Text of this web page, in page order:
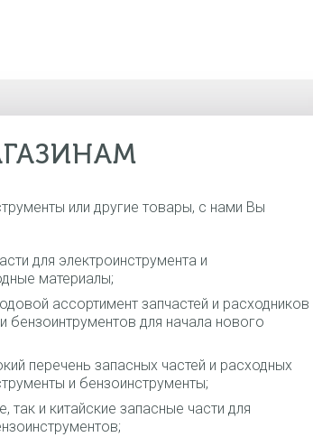
или другие товары, с нами Вы
для электроинструмента и
материалы;
ассортимент запчастей и расходников
бензоинтрументов для начала нового
перечень запасных частей и расходных
и бензоинструменты;
так и китайские запасные части для